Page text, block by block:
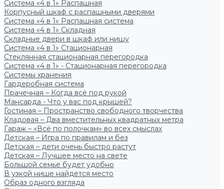
Система «4 в 1» Распашная
Корпусный шкаф с распашными дверями
Система «4 в 1» Распашная система
Система «4 в 1» Складная
Складные двери в шкаф или нишу
Система «4 в 1» Стационарная
Стеклянная стационарная перегородка
Система «4 в 1» - Стационарная перегородка
Системы хранения
Гардеробная система
Прачечная – Когда всё под рукой
Мансарда - Что у вас под крышей?
Гостиная – Пространство свободного творчества
Кладовая – Два вместительных квадратных метра
Гараж – «Всё по полочкам» во всех смыслах
Детская – Игра по правилам и без
Детская – дети очень быстро растут
Детская – Лучшее место на свете
Большой семье будет удобно
В узкой нише найдется место
Образ одного взгляда